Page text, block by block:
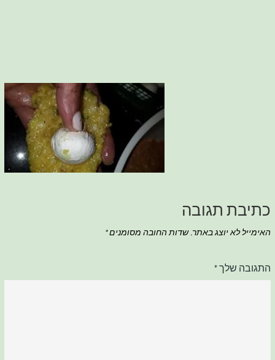
כתיבת תגובה
האימייל לא יוצג באתר. שדות החובה מסומנים*
התגובה שלך*